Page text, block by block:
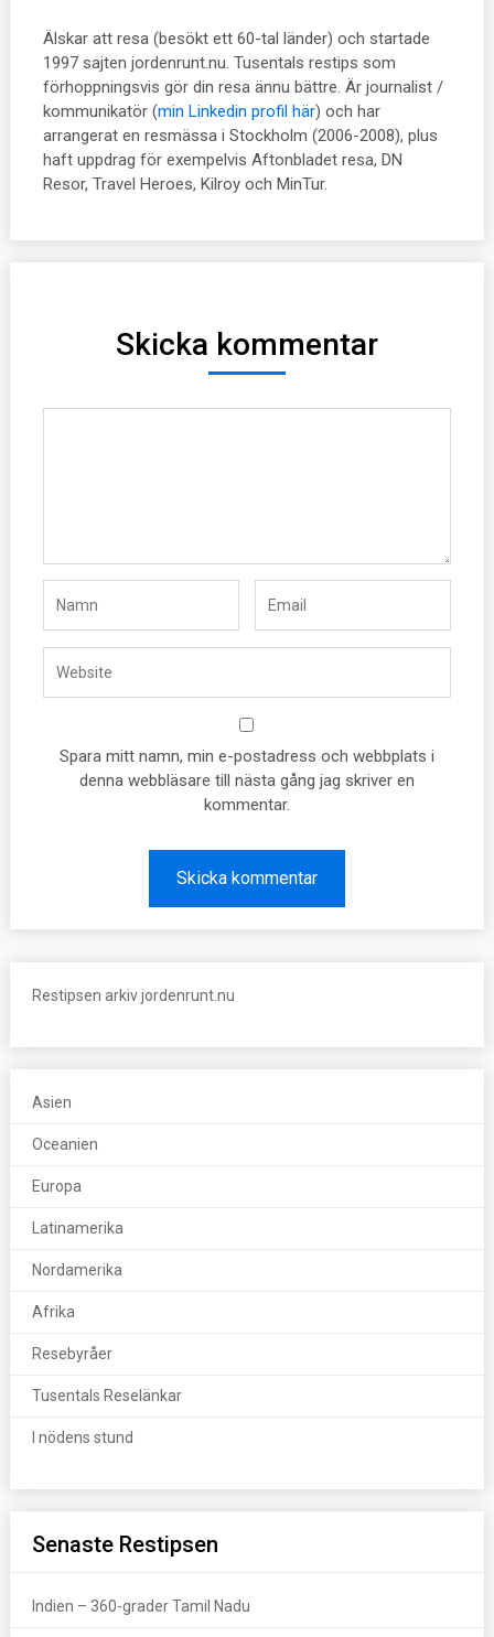
Älskar att resa (besökt ett 60-tal länder) och startade
1997 sajten jordenrunt.nu. Tusentals restips som
förhoppningsvis gör din resa ännu bättre. Är journalist /
kommunikatör (min Linkedin profil här) och har
arrangerat en resmässa i Stockholm (2006-2008), plus
haft uppdrag för exempelvis Aftonbladet resa, DN
Resor, Travel Heroes, Kilroy och MinTur.
Skicka kommentar
Spara mitt namn, min e-postadress och webbplats i
denna webbläsare till nästa gång jag skriver en
kommentar.
Restipsen arkiv jordenrunt.nu
Asien
Oceanien
Europa
Latinamerika
Nordamerika
Afrika
Resebyråer
Tusentals Reselänkar
I nödens stund
Senaste Restipsen
Indien – 360-grader Tamil Nadu